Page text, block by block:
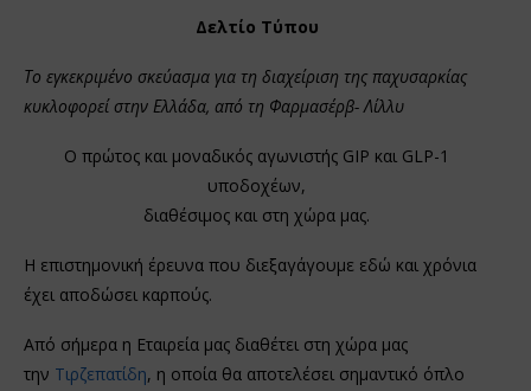
Δελτίο Τύπου
Το εγκεκριμένο σκεύασμα για τη διαχείριση της παχυσαρκίας
κυκλοφορεί στην Ελλάδα, από τη Φαρμασέρβ- Λίλλυ
Ο πρώτος και μοναδικός αγωνιστής GIP και GLP-1
υποδοχέων,
διαθέσιμος και στη χώρα μας.
Η επιστημονική έρευνα που διεξαγάγουμε εδώ και χρόνια
έχει αποδώσει καρπούς.
Από σήμερα η Εταιρεία μας διαθέτει στη χώρα μας
την Τιρζεπατίδη, η οποία θα αποτελέσει σημαντικό όπλο